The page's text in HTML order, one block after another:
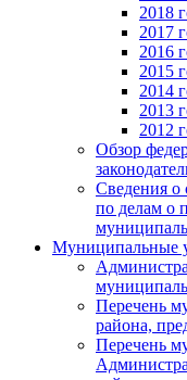
2018
2017
2016
2015
2014
2013
2012
Обзор
Сведения о
по делам о
Муниципальные
Перечень
района,
Перечень